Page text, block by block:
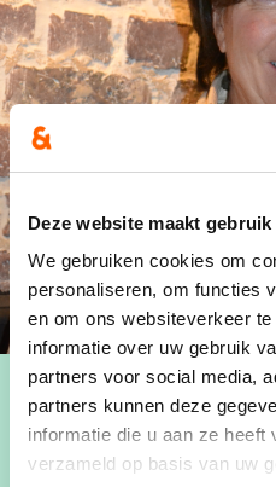
Deze website maakt
We gebruiken cookies om
personaliseren, om functies
en om ons websiteverkeer
informatie over uw gebruik
partners voor social media,
partners kunnen deze
informatie die u aan ze
verzameld op basis van uw